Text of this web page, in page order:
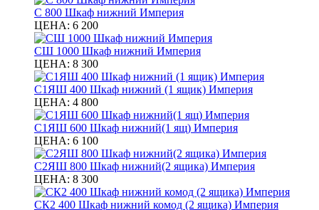
С 800 Шкаф нижний Империя
ЦЕНА: 6 200
СШ 1000 Шкаф нижний Империя
ЦЕНА: 8 300
С1ЯШ 400 Шкаф нижний (1 ящик) Империя
ЦЕНА: 4 800
С1ЯШ 600 Шкаф нижний(1 ящ) Империя
ЦЕНА: 6 100
С2ЯШ 800 Шкаф нижний(2 ящика) Империя
ЦЕНА: 8 300
СК2 400 Шкаф нижний комод (2 ящика) Империя